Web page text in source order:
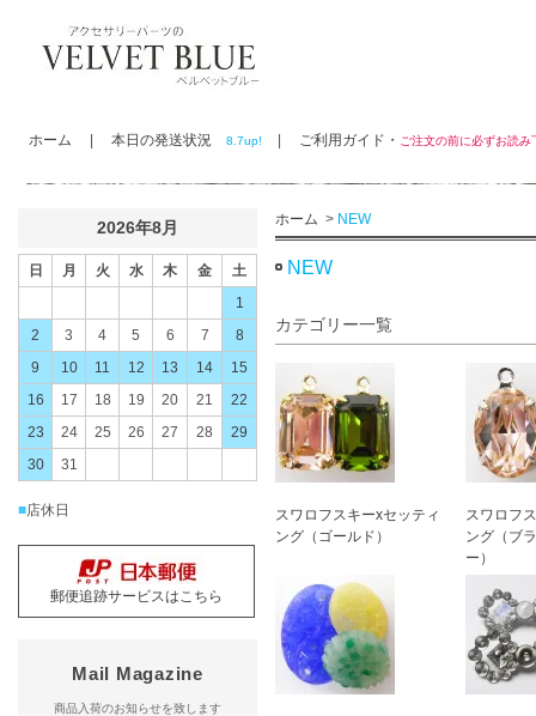
ホーム 本日の発送状況 8.7up! ご利用ガイド・ ご注文の前に必ずお読
ホーム > NEW
NEW
カテゴリー一覧
スワロフスキーxセッティ
ング（ゴールド）
スワロフ
ング（ブ
ー）
2026年8月
日 月 火 水 木 金
土
1
2
3 4 5 6 7
8
9
10 11 12 13 14
15
16
17 18 19 20 21
22
23
24 25 26 27 28
29
30
31
■店休日
郵便追跡サービスはこちら
Mail Magazine
商品入荷のお知らせを致します